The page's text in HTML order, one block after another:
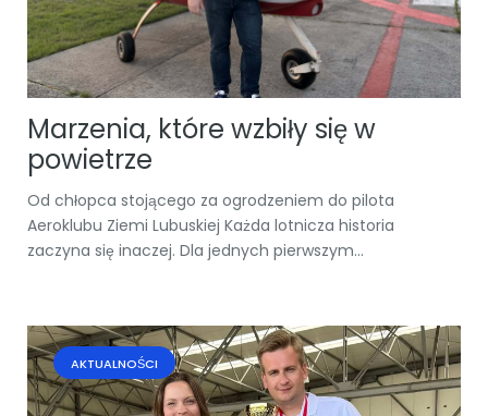
Marzenia, które wzbiły się w
powietrze
Od chłopca stojącego za ogrodzeniem do pilota
Aeroklubu Ziemi Lubuskiej Każda lotnicza historia
zaczyna się inaczej. Dla jednych pierwszym...
AKTUALNOŚCI